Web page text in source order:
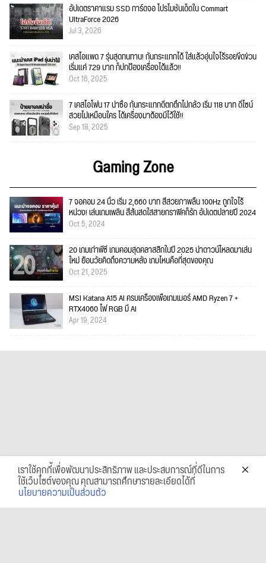
อัปเดตราคาแรม SSD การ์ดจอ โปรโมชั่นเด็ดใน Commart
UltraForce 2026
Jul 3, 2026
เคสไอแพด 7 รุ่นสุดทนทาน! กันกระแทกได้ ใส่แล้วอุ่นใจไร้รอยขีดข่วน
เริ่มแค่ 729 บาท ก็ปกป้องเครื่องได้แล้ว!!
Oct 16, 2025
7 เคสไอโฟน 17 น่าซื้อ กันกระแทกดีตกตึกไม่กลัว เริ่ม 118 บาท ดีไซน์
สวยไม่เหมือนใคร ได้เครื่องมาต้องมีไว้ใช้!!
Sep 18, 2025
Gaming Zone
7 จอคอม 24 นิ้ว เริ่ม 2,660 บาท สีสวยภาพลื่น 100Hz ถูกใจไร้
หน่วง! เล่นเกมเพลิน สีสันสดใสสายกราฟิคก็รัก อัปเดตปลายปี 2024
Oct 5, 2024
20 เกมเก่าพีซี เกมคอมสุดคลาสสิกในปี 2025 น่าดาวน์โหลดมาเล่น
ใหม่ ย้อนวัยคิดถึงความหลัง เกมไหนคือที่สุดของคุณ
Oct 21, 2025
MSI Katana A15 AI ครบเครื่องเพื่อเกมเมอร์ AMD Ryzen 7 +
RTX4060 ไฟ RGB มี AI
Apr 19, 2024
เราใช้คุกกี้เพื่อพัฒนาประสิทธิภาพ และประสบการณ์ที่ดีในการ
ใช้เว็บไซต์ของคุณ คุณสามารถศึกษารายละเอียดได้ที่
นโยบายความเป็นส่วนตัว